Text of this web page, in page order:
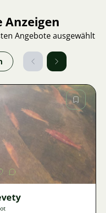
Anzeigen
Angebote ausgewählt